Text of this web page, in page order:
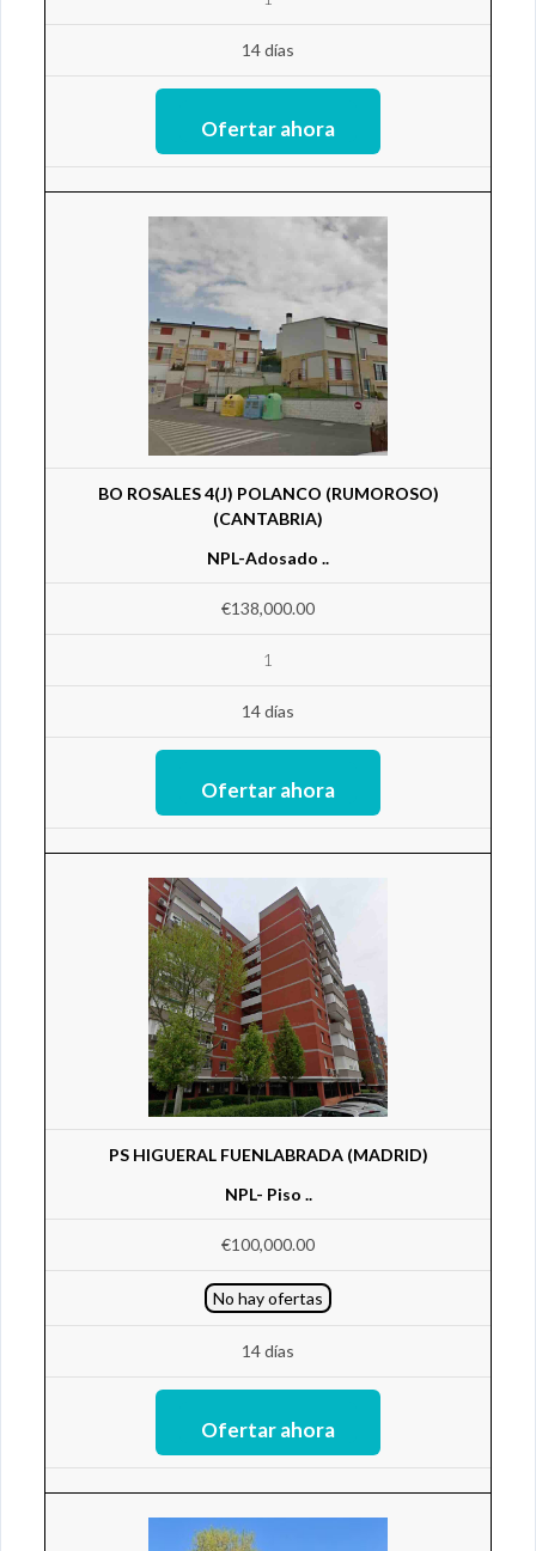
14 días
BO ROSALES 4(J) POLANCO (RUMOROSO)
(CANTABRIA)
NPL-Adosado ..
€138,000.00
1
14 días
PS HIGUERAL FUENLABRADA (MADRID)
NPL- Piso ..
€100,000.00
No hay ofertas
14 días